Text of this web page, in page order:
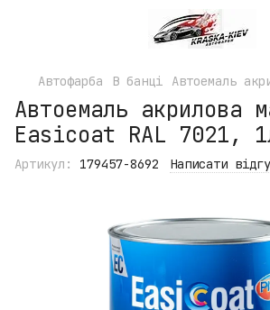
Автофарба В банці Автоемаль
Автоемаль акрилова
Easicoat RAL 7021,
Артикул: 179457-8692 Написати